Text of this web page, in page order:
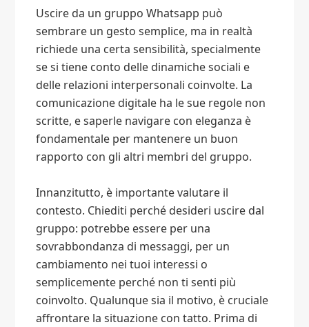
Uscire da un gruppo Whatsapp può
sembrare un gesto semplice, ma in realtà
richiede una certa sensibilità, specialmente
se si tiene conto delle dinamiche sociali e
delle relazioni interpersonali coinvolte. La
comunicazione digitale ha le sue regole non
scritte, e saperle navigare con eleganza è
fondamentale per mantenere un buon
rapporto con gli altri membri del gruppo.
Innanzitutto, è importante valutare il
contesto. Chiediti perché desideri uscire dal
gruppo: potrebbe essere per una
sovrabbondanza di messaggi, per un
cambiamento nei tuoi interessi o
semplicemente perché non ti senti più
coinvolto. Qualunque sia il motivo, è cruciale
affrontare la situazione con tatto. Prima di